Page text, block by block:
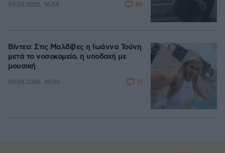
09.08.2026, 16:54 40
Βίντεο: Στις Μαλδίβες η Ιωάννα Τούνη
μετά το νοσοκομείο, η υποδοχή με
μουσική
09.08.2026, 18:00 15